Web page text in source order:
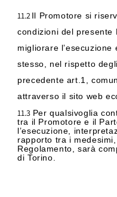
11.2Il Promotore si
condizioni del presente
migliorare
stesso, nel rispetto
precedente art.1,
attraverso il sito web
11.3 Per qualsivoglia
tra il Promotore e il
l’esecuzione,
rapporto tra i
Regolamento, sarà
di Torino.